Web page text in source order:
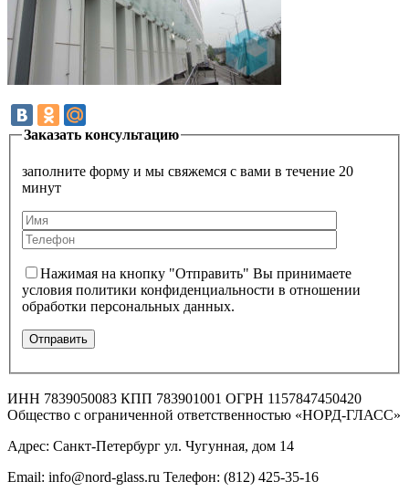
Заказать консультацию
заполните форму и мы свяжемся с вами в течение 20
минут
Нажимая на кнопку "Отправить" Вы принимаете
условия политики конфиденциальности в отношении
обработки персональных данных.
ИНН 7839050083 КПП 783901001 ОГРН 1157847450420
Общество с ограниченной ответственностью «НОРД-ГЛАСС»
Адрес: Санкт-Петербург ул. Чугунная, дом 14
Email: info@nord-glass.ru Телефон: (812) 425-35-16